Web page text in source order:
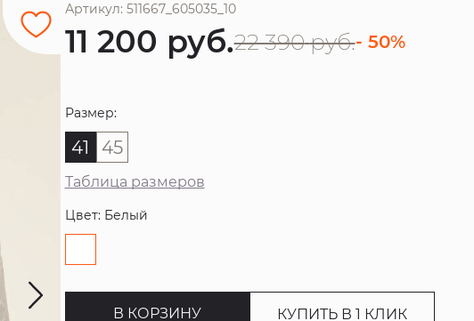
Артикул: 511667_605035_10
11 200 руб.22 390 руб.- 50%
Размер:
41 45
Таблица размеров
Цвет: Белый
В КОРЗИНУ КУПИТЬ В 1 КЛИК